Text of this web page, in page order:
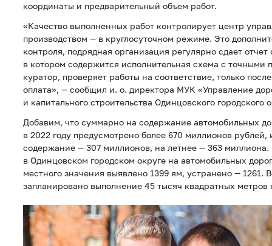
координаты и предварительный объем работ.
«Качество выполненных работ контролирует центр
производством — в круглосуточном режиме. Это
контроля, подрядная организация регулярно сдает
в котором содержится исполнительная схема с точными
куратор, проверяет работы на соответствие, только
оплата», — сообщил и. о. директора МУК «Управление
и капитального строительства Одинцовского
Добавим, что суммарно на содержание автомобильных
в 2022 году предусмотрено более 670 миллионов рублей,
содержание — 307 миллионов, на летнее — 363
в Одинцовском городском округе на автомобильных
местного значения выявлено 1399 ям, устранено — 1261.
запланировано выполнение 45 тысяч квадратных метров